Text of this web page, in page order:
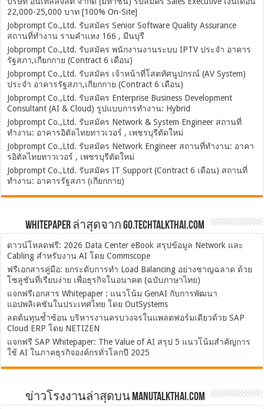
22,000-25,000 บาท [100% On-Site]
Jobprompt Co.,Ltd. รับสมัคร Senior Software Quality Assurance
สถานที่ทำงาน รามคำแหง 166 , มีนบุรี
Jobprompt Co.,Ltd. รับสมัคร พนักงานงานระบบ IPTV ประจำ อาคาร
รัฐสภา,เกียกกาย (Contract 6 เดือน)
Jobprompt Co.,Ltd. รับสมัคร เจ้าหน้าที่โสตทัศนูปกรณ์ (AV System)
ประจำ อาคารรัฐสภา,เกียกกาย (Contract 6 เดือน)
Jobprompt Co.,Ltd. รับสมัคร Enterprise Business Development
Consultant (AI & Cloud) รูปแบบการทำงาน: Hybrid
Jobprompt Co.,Ltd. รับสมัคร Network & System Engineer สถานที่
ทำงาน: อาคารอิตัลไทยทาวเวอร์ , เพชรบุรีตัดใหม่
Jobprompt Co.,Ltd. รับสมัคร Network Engineer สถานที่ทำงาน: อาคา
รอิตัลไทยทาวเวอร์ , เพชรบุรีตัดใหม่
Jobprompt Co.,Ltd. รับสมัคร IT Support (Contract 6 เดือน) สถานที่
ทำงาน: อาคารรัฐสภา (เกียกกาย)
Whitepaper ล่าสุดจาก Go.TechTalkThai.com
ดาวน์โหลดฟรี: 2026 Data Center eBook สรุปข้อมูล Network และ
Cabling สำหรับงาน AI โดย Commscope
ฟรีเอกสารคู่มือ: ยกระดับการทำ Load Balancing อย่างชาญฉลาด ด้วย
โซลูชันที่เรียบง่าย เพื่อธุรกิจในอนาคต (ฉบับภาษาไทย)
แจกฟรีเอกสาร Whitepaper : แนวโน้ม GenAI กับการพัฒนา
แอปพลิเคชันในประเทศไทย โดย OutSystems
ลดต้นทุนซ้ำซ้อน บริหารงานครบวงจรในแพลตฟอร์มเดียวด้วย SAP
Cloud ERP โดย NETIZEN
แจกฟรี SAP Whitepaper: The Value of AI สรุป 5 แนวโน้มสำคัญการ
ใช้ AI ในภาคธุรกิจองค์กรทั่วโลกปี 2025
ข่าวโรงงานล่าสุดบน ManuTalkThai.com